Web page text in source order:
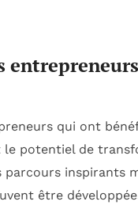
entrepreneurs
qui ont
le potentiel de
parcours inspirants
être